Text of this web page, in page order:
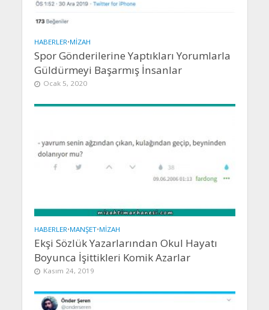
HABERLER•MIZAH
Spor Gönderilerine Yaptıkları Yorumlarla
Güldürmeyi Başarmış İnsanlar
Ocak 5, 2020
HABERLER•MANŞET•MIZAH
Ekşi Sözlük Yazarlarından Okul Hayatı
Boyunca İşittikleri Komik Azarlar
Kasım 24, 2019